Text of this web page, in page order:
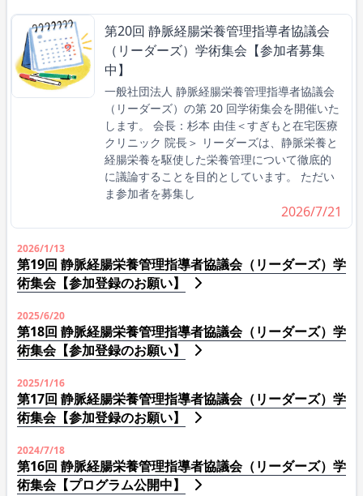
第20回 静脈経腸栄養管理指導者協議会
（リーダーズ）学術集会【参加者募集
中】
一般社団法人 静脈経腸栄養管理指導者協議会
（リーダーズ）の第 20 回学術集会を開催いた
します。 会長：杉本 由佳＜すぎもと在宅医療
クリニック 院長＞ リーダーズは、静脈栄養と
経腸栄養を駆使した栄養管理について徹底的
に議論することを目的としています。 ただい
ま参加者を募集し
2026/7/21
2026/1/13
第19回 静脈経腸栄養管理指導者協議会（リーダーズ）学
術集会【参加登録のお願い】
2025/6/20
第18回 静脈経腸栄養管理指導者協議会（リーダーズ）学
術集会【参加登録のお願い】
2025/1/16
第17回 静脈経腸栄養管理指導者協議会（リーダーズ）学
術集会【参加登録のお願い】
2024/7/18
第16回 静脈経腸栄養管理指導者協議会（リーダーズ）学
術集会【プログラム公開中】